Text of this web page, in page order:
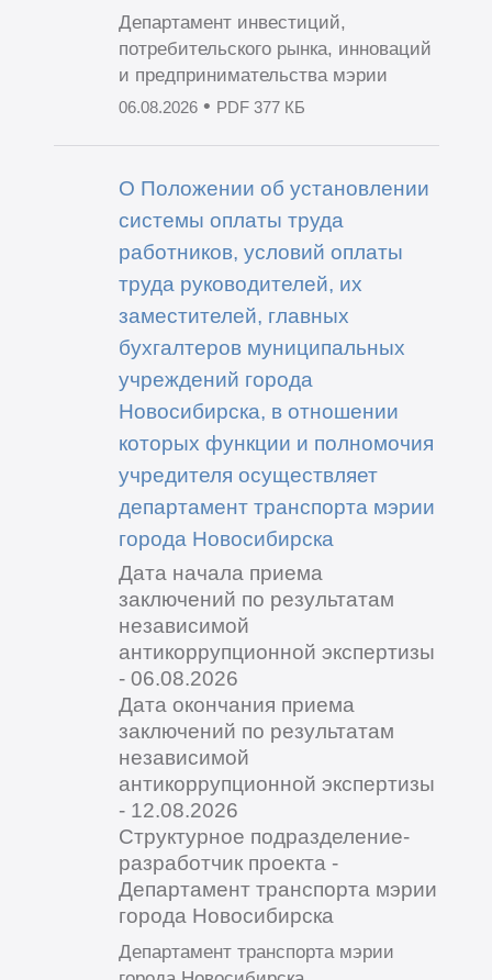
Департамент инвестиций,
потребительского рынка, инноваций
и предпринимательства мэрии
06.08.2026• PDF 377 КБ
О Положении об установлении
системы оплаты труда
работников, условий оплаты
труда руководителей, их
заместителей, главных
бухгалтеров муниципальных
учреждений города
Новосибирска, в отношении
которых функции и полномочия
учредителя осуществляет
департамент транспорта мэрии
города Новосибирска
Дата начала приема
заключений по результатам
независимой
антикоррупционной экспертизы
- 06.08.2026
Дата окончания приема
заключений по результатам
независимой
антикоррупционной экспертизы
- 12.08.2026
Структурное подразделение-
разработчик проекта -
Департамент транспорта мэрии
города Новосибирска
Департамент транспорта мэрии